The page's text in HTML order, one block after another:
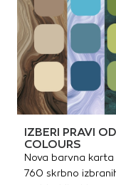
IZBERI PRAVI
COLOURS
Nova barvna
760 skrbno